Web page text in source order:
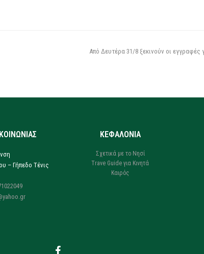
Από Δευτέρα 31/8 ξεκινούν οι εγγραφές
– Γήπεδο Τένις
ΚΕΦΑΛΟΝΙΑ
Σχετικά με το Νησί
Trave Guide για Κινητά
Καιρός